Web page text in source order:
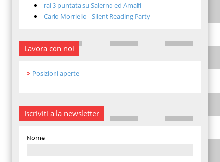
rai 3 puntata su Salerno ed Amalfi
Carlo Morriello - Silent Reading Party
Lavora con noi
Posizioni aperte
Iscriviti alla newsletter
Nome